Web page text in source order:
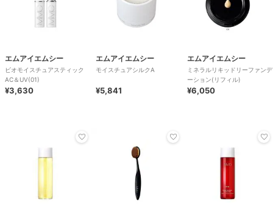
エムアイエムシー
ビオモイスチュアスティック
AC＆UV(01)
¥3,630
エムアイエムシー
モイスチュアシルクA
¥5,841
エムアイエムシー
ミネラルリキッドリーファンデ
ーション(リフィル)
¥6,050